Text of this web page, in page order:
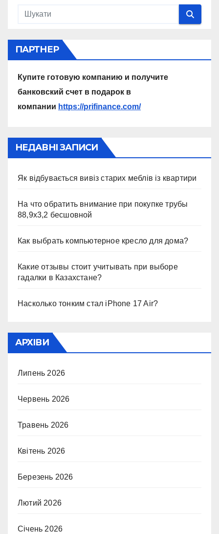
ПАРТНЕР
Купите готовую компанию и получите
банковский счет в подарок в
компании https://prifinance.com/
НЕДАВНІ ЗАПИСИ
Як відбувається вивіз старих меблів із квартири
На что обратить внимание при покупке трубы
88,9х3,2 бесшовной
Как выбрать компьютерное кресло для дома?
Какие отзывы стоит учитывать при выборе
гадалки в Казахстане?
Насколько тонким стал iPhone 17 Air?
АРХІВИ
Липень 2026
Червень 2026
Травень 2026
Квітень 2026
Березень 2026
Лютий 2026
Січень 2026